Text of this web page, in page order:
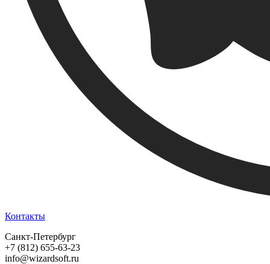
Контакты
Санкт-Петербург
+7 (812) 655-63-23
info@wizardsoft.ru